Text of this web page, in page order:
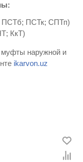
ПСТб; ПСТк; СПТп)
КкТ)
муфты наружной и
ikarvon.uz